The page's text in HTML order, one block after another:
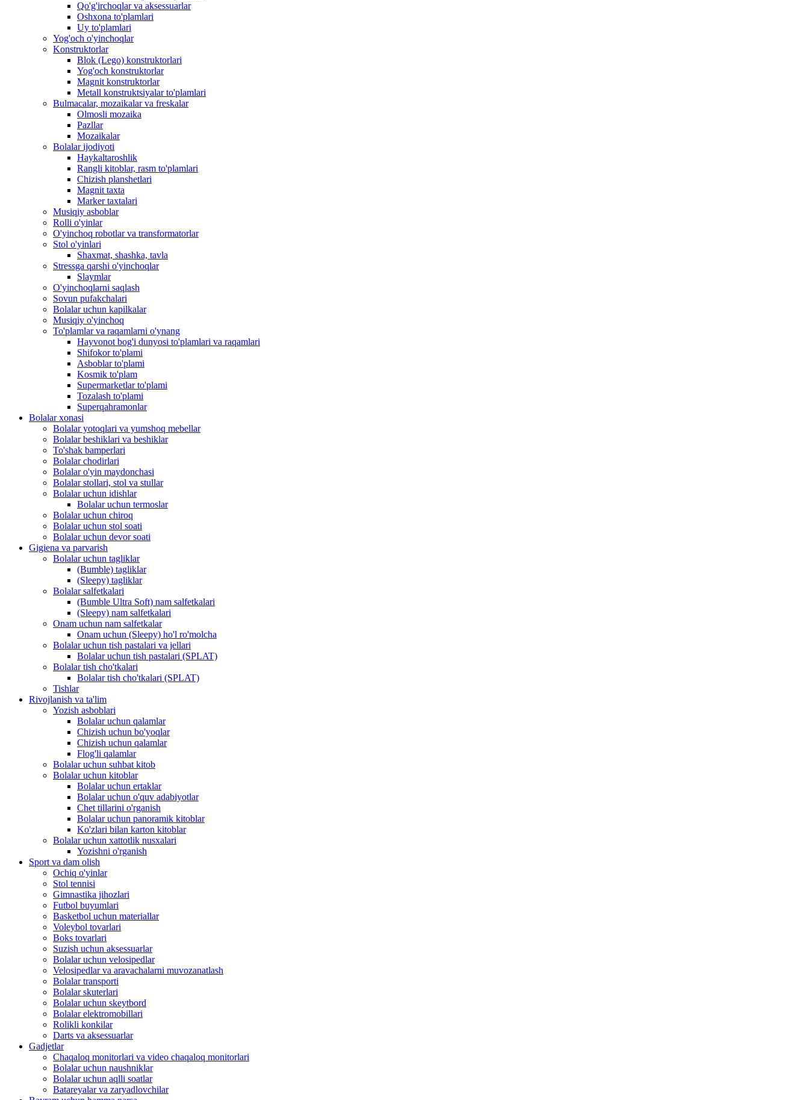
Qo'g'irchoqlar va aksessuarlar
Oshxona to'plamlari
Uy to'plamlari
Yog'och o'yinchoqlar
Konstruktorlar
Blok (Lego) konstruktorlari
Yog'och konstruktorlar
Magnit konstruktorlar
Metall konstruktsiyalar to'plamlari
Bulmacalar, mozaikalar va freskalar
Olmosli mozaika
Pazllar
Mozaikalar
Bolalar ijodiyoti
Haykaltaroshlik
Rangli kitoblar, rasm to'plamlari
Chizish planshetlari
Magnit taxta
Marker taxtalari
Musiqiy asboblar
Rolli o'yinlar
O'yinchoq robotlar va transformatorlar
Stol o'yinlari
Shaxmat, shashka, tavla
Stressga qarshi o'yinchoqlar
Slaymlar
O'yinchoqlarni saqlash
Sovun pufakchalari
Bolalar uchun kapilkalar
Musiqiy o'yinchoq
To'plamlar va raqamlarni o'ynang
Hayvonot bog'i dunyosi to'plamlari va raqamlari
Shifokor to'plami
Asboblar to'plami
Kosmik to'plam
Supermarketlar to'plami
Tozalash to'plami
Superqahramonlar
Bolalar xonasi
Bolalar yotoqlari va yumshoq mebellar
Bolalar beshiklari va beshiklar
To'shak bamperlari
Bolalar chodirlari
Bolalar o'yin maydonchasi
Bolalar stollari, stol va stullar
Bolalar uchun idishlar
Bolalar uchun termoslar
Bolalar uchun chiroq
Bolalar uchun stol soati
Bolalar uchun devor soati
Gigiena va parvarish
Bolalar uchun tagliklar
(Bumble) tagliklar
(Sleepy) tagliklar
Bolalar salfetkalari
(Bumble Ultra Soft) nam salfetkalari
(Sleepy) nam salfetkalari
Onam uchun nam salfetkalar
Onam uchun (Sleepy) ho'l ro'molcha
Bolalar uchun tish pastalari va jellari
Bolalar uchun tish pastalari (SPLAT)
Bolalar tish cho'tkalari
Bolalar tish cho'tkalari (SPLAT)
Tishlar
Rivojlanish va ta'lim
Yozish asboblari
Bolalar uchun qalamlar
Chizish uchun bo'yoqlar
Chizish uchun qalamlar
Flog'li qalamlar
Bolalar uchun suhbat kitob
Bolalar uchun kitoblar
Bolalar uchun ertaklar
Bolalar uchun o'quv adabiyotlar
Chet tillarini o'rganish
Bolalar uchun panoramik kitoblar
Ko'zlari bilan karton kitoblar
Bolalar uchun xattotlik nusxalari
Yozishni o'rganish
Sport va dam olish
Ochiq o'yinlar
Stol tennisi
Gimnastika jihozlari
Futbol buyumlari
Basketbol uchun materiallar
Voleybol tovarlari
Boks tovarlari
Suzish uchun aksessuarlar
Bolalar uchun velosipedlar
Velosipedlar va aravachalarni muvozanatlash
Bolalar transporti
Bolalar skuterlari
Bolalar uchun skeytbord
Bolalar elektromobillari
Rolikli konkilar
Darts va aksessuarlar
Gadjetlar
Chaqaloq monitorlari va video chaqaloq monitorlari
Bolalar uchun naushniklar
Bolalar uchun aqlli soatlar
Batareyalar va zaryadlovchilar